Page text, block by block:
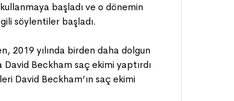
başladı ve o dönemin
söylentiler başladı.
2019 yılında birden daha dolgun
Beckham saç ekimi yaptırdı
David Beckham’ın saç ekimi